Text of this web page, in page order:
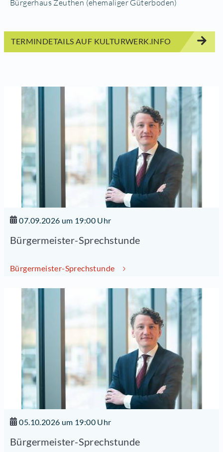
Bürgerhaus Zeuthen (ehemaliger Güterboden)
TERMINDETAILS AUF KULTURWERK.INFO
07.09.2026 um 19:00 Uhr
Bürgermeister-Sprechstunde
Bürgermeister-Sprechstunde
05.10.2026 um 19:00 Uhr
Bürgermeister-Sprechstunde